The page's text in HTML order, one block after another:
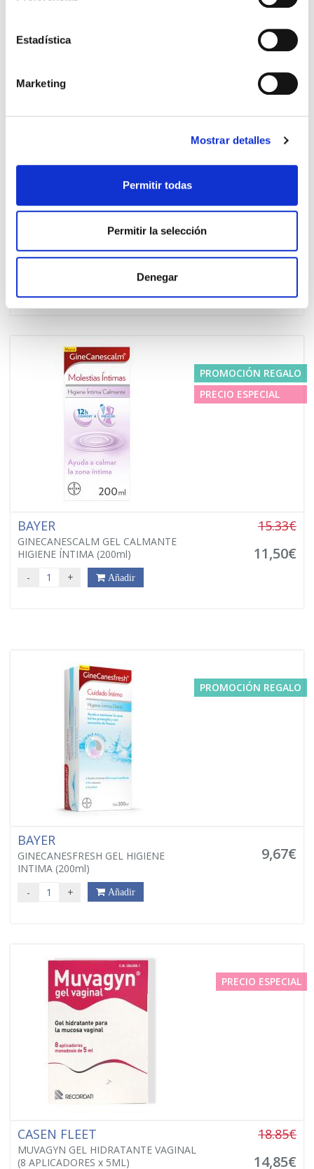
Estadística
Marketing
Mostrar detalles
Permitir todas
Permitir la selección
Denegar
PRECIO ESPECIAL
PACK TRIPLE COLPOFIX PACK
TRATAMIENTO COMPLETO (3 meses)
108,95€
PROMOCIÓN REGALO
PRECIO ESPECIAL
BAYER
GINECANESCALM GEL CALMANTE
HIGIENE ÍNTIMA (200ml)
15.33€
11,50€
- + Añadir
PROMOCIÓN REGALO
BAYER
GINECANESFRESH GEL HIGIENE
INTIMA (200ml)
9,67€
- + Añadir
PRECIO ESPECIAL
CASEN FLEET
MUVAGYN GEL HIDRATANTE VAGINAL
(8 APLICADORES x 5ML)
18.85€
14,85€